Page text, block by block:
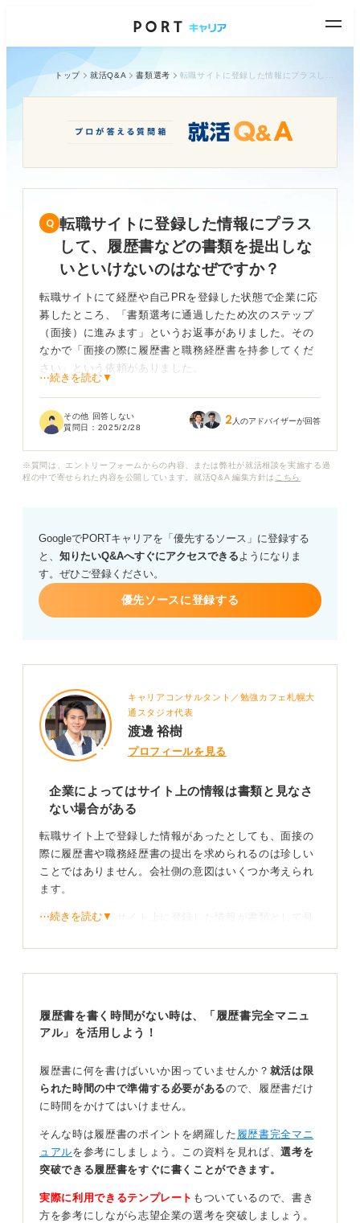
トップ 就活Q&A 書類選考
転職サイトに登録した情報にプラス
して、履歴書などの書類を提出しな
いといけないのはなぜですか？
転職サイトにて経歴や自己PRを登録した状態で企業に応
募したところ、「書類選考に通過したため次のステップ
（面接）に進みます」というお返事がありました。その
なかで「面接の際に履歴書と職務経歴書を持参してくだ
さい」という依頼がありました。
「書類」と見なされ、それらで判断されたのかと思って
うのが本音でした。
このように履歴書や職務経歴書、それらに準じた情報書
類を複数回提出させる企業の意図として、どのようなも
のがあるのでしょうか？
⋯続きを読む▼
その他 回答しない
質問日： 2025/2/28 2 人のアドバイザーが回答
※質問は、エントリーフォームからの内容、または弊社が就活相談を実施する過
程の中で寄せられた内容を公開しています。就活Q&A 編集方針は こちら
GoogleでPORTキャリアを「優先するソース」に登録する
と、 知りたいQ&Aへすぐにアクセスできるようになりま
す。ぜひご登録ください。
優先ソースに登録する
キャリアコンサルタント／勉強カフェ札幌大
通スタジオ代表
渡邊 裕樹
プロフィールを見る
企業によってはサイト上の情報は書類と見なさ
ない場合がある
転職サイト上で登録した情報があったとしても、面接の
際に履歴書や職務経歴書の提出を求められるのは珍しい
ことではありません。会社側の意図はいくつか考えられ
ます。
質問者さんは「サイト上に登録した情報が書類として見
は、サイトに登録されているのはあくまで「Web上のプ
紙ベースの書類を扱う文化が根強いのかもしれません
ね。企業としては、見慣れた「職務経歴書」という形で
また、応募者の情報を社内で共有する際、サイトのURL
を展開したりプロフィール画面を印刷することも考えら
れますが、会社の代表や役職上位者にそのような形では
「応募書類」として渡せないと判断する場合もあるでし
ょう。
類を準備しておこう
⋯続きを読む▼
履歴書を書く時間がない時は、「履歴書完全マニュ
アル」を活用しよう！
履歴書に何を書けばいいか困っていませんか？ 就活は限
られた時間の中で準備する必要があるので、履歴書だけ
に時間をかけてはいけません。
そんな時は履歴書のポイントを網羅した 履歴書完全マニ
ュアルを参考にしましょう。この資料を見れば、選考を
突破できる履歴書をすぐに書くことができます。
実際に利用できるテンプレート もついているので、書き
方を参考にしながら志望企業の選考を突破しましょう。